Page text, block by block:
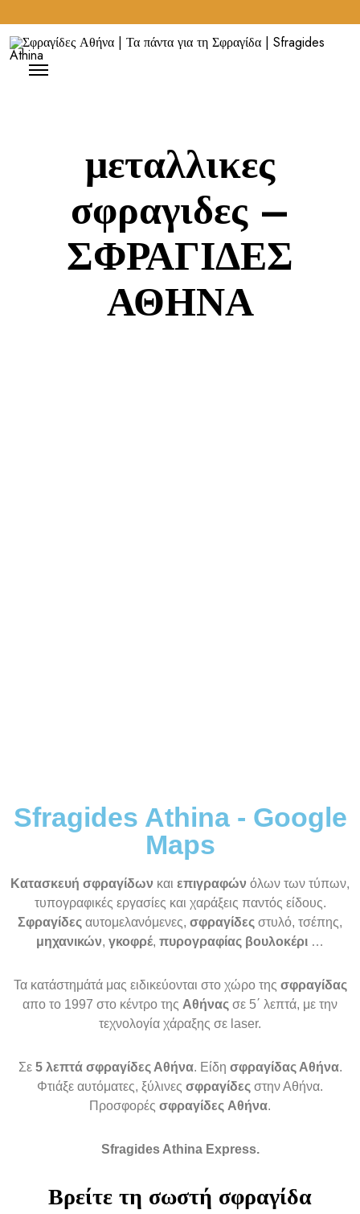
μεταλλικες
σφραγιδες –
ΣΦΡΑΓΙΔΕΣ
ΑΘΗΝΑ
Sfragides Athina - Google
Maps
Κατασκευή σφραγίδων και επιγραφών όλων των τύπων,
τυπογραφικές εργασίες και χαράξεις παντός είδους.
Σφραγίδες αυτομελανόμενες, σφραγίδες στυλό, τσέπης,
μηχανικών, γκοφρέ, πυρογραφίας βουλοκέρι …
Τα κατάστημάτά μας ειδικεύονται στο χώρο της σφραγίδας
απο το 1997 στο κέντρο της Αθήνας σε 5΄ λεπτά, με την
τεχνολογία χάραξης σε laser.
Σε 5 λεπτά σφραγίδες Αθήνα. Είδη σφραγίδας Αθήνα.
Φτιάξε αυτόματες, ξύλινες σφραγίδες στην Αθήνα.
Προσφορές σφραγίδες Αθήνα.
Sfragides Athina Express.
Βρείτε τη σωστή σφραγίδα